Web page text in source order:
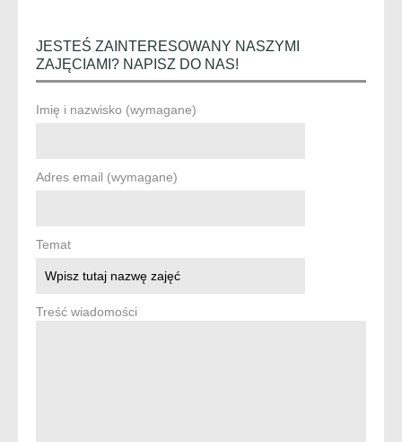
JESTEŚ ZAINTERESOWANY NASZYMI
ZAJĘCIAMI? NAPISZ DO NAS!
Imię i nazwisko (wymagane)
Adres email (wymagane)
Temat
Treść wiadomości